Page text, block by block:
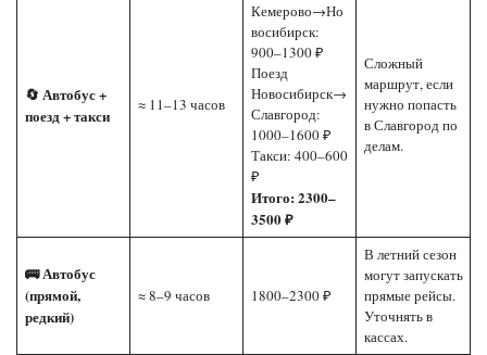
🔄 Автобус +
поезд + такси
≈ 11–13 часов
Кемерово→Но
восибирск:
900–1300 ₽
Поезд
Новосибирск→
Славгород:
1000–1600 ₽
Такси: 400–600
₽
Итого: 2300–
3500 ₽
Сложный
маршрут, если
нужно попасть
в Славгород по
делам.
🚌 Автобус
(прямой,
редкий)
≈ 8–9 часов 1800–2300 ₽
В летний сезон
могут запускать
прямые рейсы.
Уточнять в
кассах.